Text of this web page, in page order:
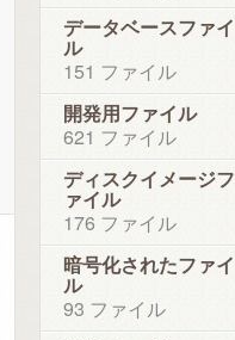
データベースファイ
ル
151 ファイル
開発用ファイル
621 ファイル
ディスクイメージフ
ァイル
176 ファイル
暗号化されたファイ
ル
93 ファイル